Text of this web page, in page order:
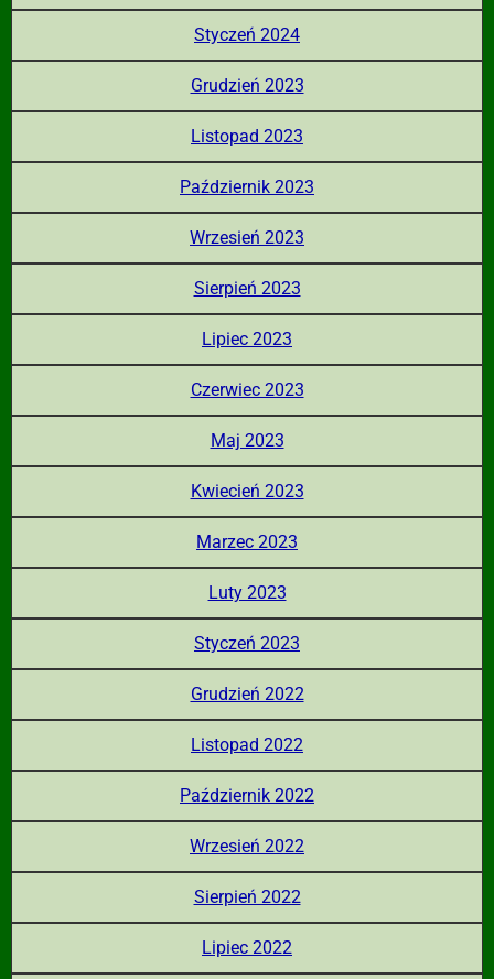
Styczeń 2024
Grudzień 2023
Listopad 2023
Październik 2023
Wrzesień 2023
Sierpień 2023
Lipiec 2023
Czerwiec 2023
Maj 2023
Kwiecień 2023
Marzec 2023
Luty 2023
Styczeń 2023
Grudzień 2022
Listopad 2022
Październik 2022
Wrzesień 2022
Sierpień 2022
Lipiec 2022